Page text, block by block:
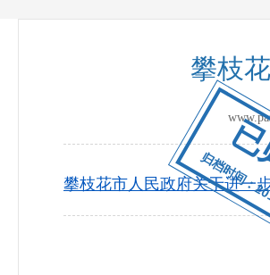
归档时间
攀枝
攀枝花市人民政府关于进一